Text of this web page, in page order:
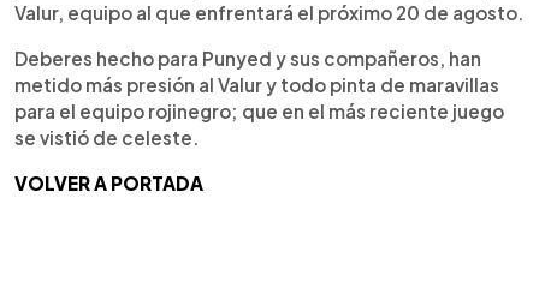
Valur, equipo al que enfrentará el próximo 20 de agosto.
Deberes hecho para Punyed y sus compañeros, han
metido más presión al Valur y todo pinta de maravillas
para el equipo rojinegro; que en el más reciente juego
se vistió de celeste.
VOLVER A PORTADA